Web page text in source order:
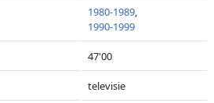
1980-1989,
1990-1999
47'00
televisie